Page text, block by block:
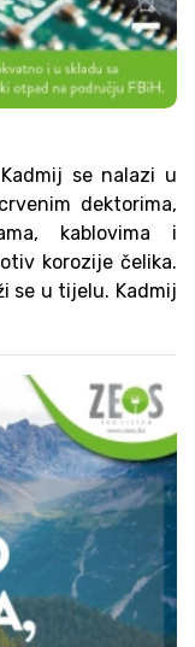
se nalazi u
dektorima,
kablovima i
korozije čelika.
se u tijelu. Kadmij